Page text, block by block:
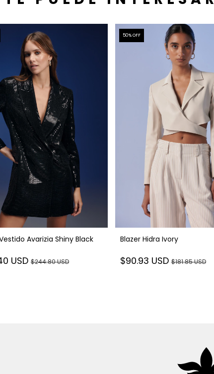
Avarizia Shiny Black
USD$244.80 USD
50% OFF
Blazer Hidra Ivory
$90.93 USD$181.85 USD